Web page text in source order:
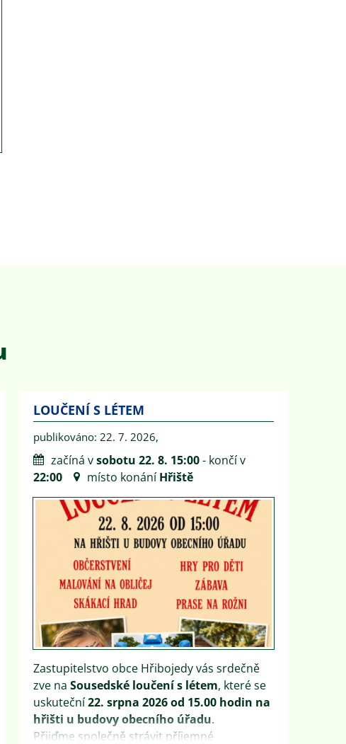
LOUČENÍ S LÉTEM
publikováno: 22. 7. 2026,
začíná vsobotu 22. 8. 15:00- končí v
22:00
místo konáníHřiště
Zastupitelstvo obce Hřibojedy vás srdečně
zve na Sousedské loučení s létem, které se
uskuteční22. srpna 2026 od 15.00 hodin na
hřišti u budovy obecního úřadu.
Přijďme společně strávit příjemné